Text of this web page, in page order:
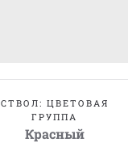
СТВОЛ: ЦВЕТОВАЯ
ГРУППА
Красный